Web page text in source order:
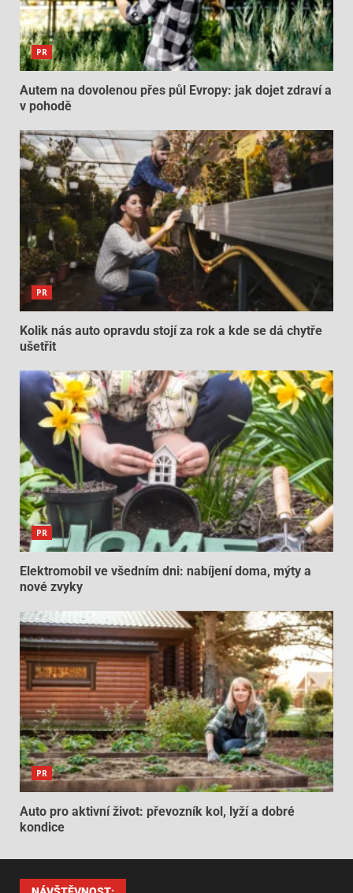
PR
Autem na dovolenou přes půl Evropy: jak dojet zdraví a
v pohodě
PR
Kolik nás auto opravdu stojí za rok a kde se dá chytře
ušetřit
PR
Elektromobil ve všedním dni: nabíjení doma, mýty a
nové zvyky
PR
Auto pro aktivní život: převozník kol, lyží a dobré
kondice